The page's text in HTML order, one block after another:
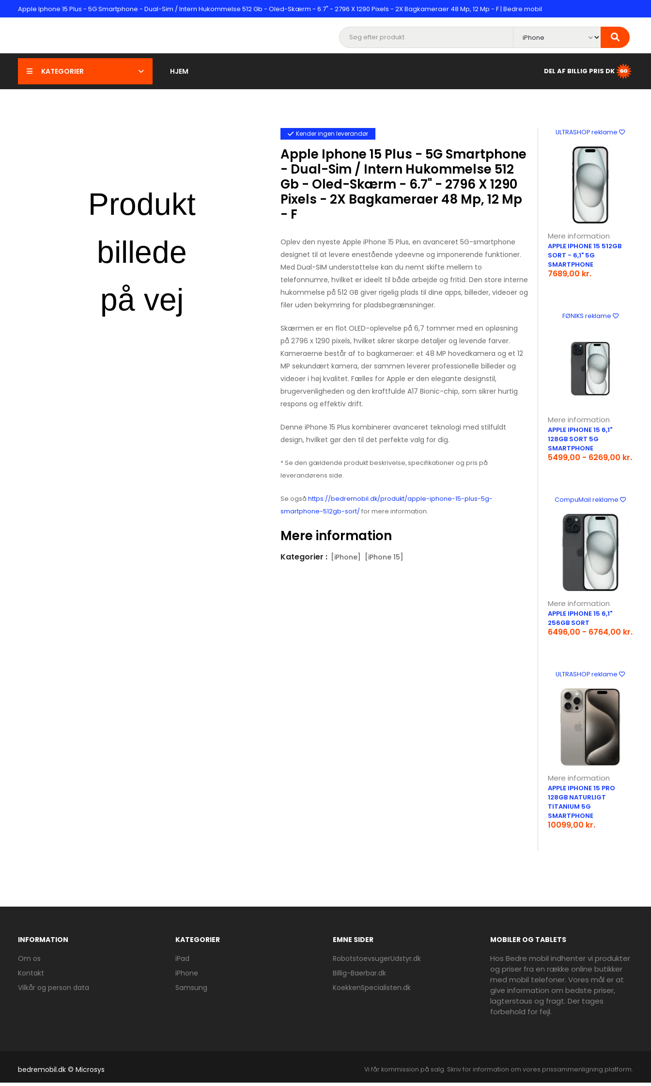
Apple Iphone 15 Plus - 5G Smartphone - Dual-Sim / Intern Hukommelse 512 Gb - Oled-Skærm - 6.7" - 2796 X 1290 Pixels - 2X Bagkameraer 48 Mp, 12 Mp - F | Bedre mobil
KATEGORIER HJEM DEL AF BILLIG PRIS DK
Kender ingen leverandør
Apple Iphone 15 Plus - 5G Smartphone
- Dual-Sim / Intern Hukommelse 512
Gb - Oled-Skærm - 6.7" - 2796 X 1290
Pixels - 2X Bagkameraer 48 Mp, 12 Mp
- F
Oplev den nyeste Apple iPhone 15 Plus, en avanceret 5G-smartphone
designet til at levere enestående ydeevne og imponerende funktioner.
Med Dual-SIM understøttelse kan du nemt skifte mellem to
telefonnumre, hvilket er ideelt til både arbejde og fritid. Den store interne
hukommelse på 512 GB giver rigelig plads til dine apps, billeder, videoer og
filer uden bekymring for pladsbegrænsninger.
Skærmen er en flot OLED-oplevelse på 6,7 tommer med en opløsning
på 2796 x 1290 pixels, hvilket sikrer skarpe detaljer og levende farver.
Kameraerne består af to bagkameraer: et 48 MP hovedkamera og et 12
MP sekundært kamera, der sammen leverer professionelle billeder og
videoer i høj kvalitet. Fælles for Apple er den elegante designstil,
brugervenligheden og den kraftfulde A17 Bionic-chip, som sikrer hurtig
respons og effektiv drift.
Denne iPhone 15 Plus kombinerer avanceret teknologi med stilfuldt
design, hvilket gør den til det perfekte valg for dig.
* Se den gældende produkt beskrivelse, specifikationer og pris på
leverandørens side.
Se også https://bedremobil.dk/produkt/apple-iphone-15-plus-5g-
smartphone-512gb-sort/ for mere information.
Mere information
Kategorier : [iPhone] [iPhone 15]
ULTRASHOP reklame
Mere information
APPLE IPHONE 15 512GB
SORT - 6,1" 5G
SMARTPHONE
7689,00 kr.
FØNIKS reklame
Mere information
APPLE IPHONE 15 6,1"
128GB SORT 5G
SMARTPHONE
5499,00 - 6269,00 kr.
CompuMail reklame
Mere information
APPLE IPHONE 15 6,1"
256GB SORT
6496,00 - 6764,00 kr.
ULTRASHOP reklame
Mere information
APPLE IPHONE 15 PRO
128GB NATURLIGT
TITANIUM 5G
SMARTPHONE
10099,00 kr.
INFORMATION
Om os
Kontakt
Vilkår og person data
KATEGORIER
iPad
iPhone
Samsung
EMNE SIDER
RobotstoevsugerUdstyr.dk
Billig-Baerbar.dk
KoekkenSpecialisten.dk
MOBILER OG TABLETS
Hos Bedre mobil indhenter vi produkter
og priser fra en række online butikker
med mobil telefoner. Vores mål er at
give information om bedste priser,
lagterstaus og fragt. Der tages
forbehold for fejl.
bedremobil.dk © Microsys Vi får kommission på salg. Skriv for information om vores prissammenligning platform.